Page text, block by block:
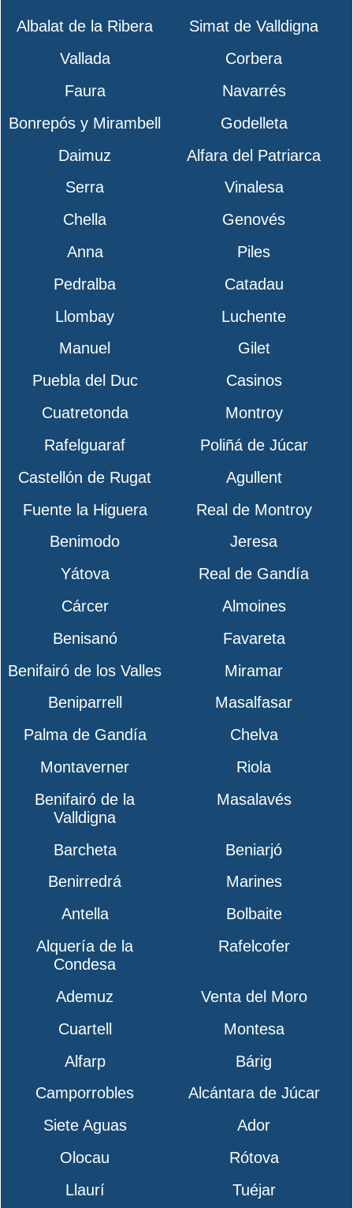
Albalat de la Ribera
Simat de Valldigna
Vallada
Corbera
Faura
Navarrés
Bonrepós y Mirambell
Godelleta
Daimuz
Alfara del Patriarca
Serra
Vinalesa
Chella
Genovés
Anna
Piles
Pedralba
Catadau
Llombay
Luchente
Manuel
Gilet
Puebla del Duc
Casinos
Cuatretonda
Montroy
Rafelguaraf
Poliñá de Júcar
Castellón de Rugat
Agullent
Fuente la Higuera
Real de Montroy
Benimodo
Jeresa
Yátova
Real de Gandía
Cárcer
Almoines
Benisanó
Favareta
Benifairó de los Valles
Miramar
Beniparrell
Masalfasar
Palma de Gandía
Chelva
Montaverner
Riola
Benifairó de la
Valldigna
Masalavés
Barcheta
Beniarjó
Benirredrá
Marines
Antella
Bolbaite
Alquería de la
Condesa
Rafelcofer
Ademuz
Venta del Moro
Cuartell
Montesa
Alfarp
Bárig
Camporrobles
Alcántara de Júcar
Siete Aguas
Ador
Olocau
Rótova
Llaurí
Tuéjar